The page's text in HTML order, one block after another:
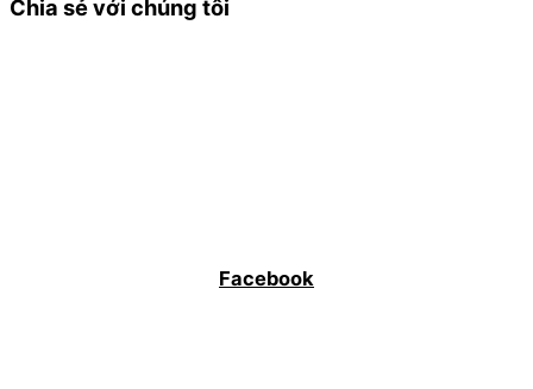
Chia sẻ với chúng tôi
Facebook